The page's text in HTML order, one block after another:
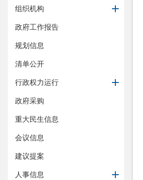
组织机构
政府工作报告
规划信息
清单公开
行政权力运行
政府采购
重大民生信息
会议信息
建议提案
人事信息